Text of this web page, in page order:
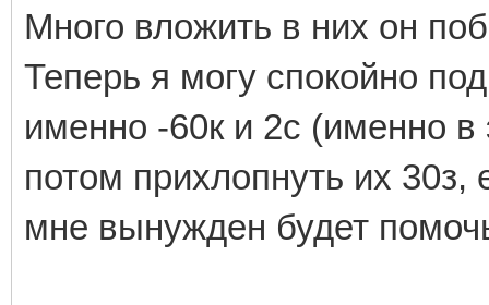
Много вложить в них он
Теперь я могу спокойно
именно -60к и 2с (именно в
потом прихлопнуть их
мне вынужден будет